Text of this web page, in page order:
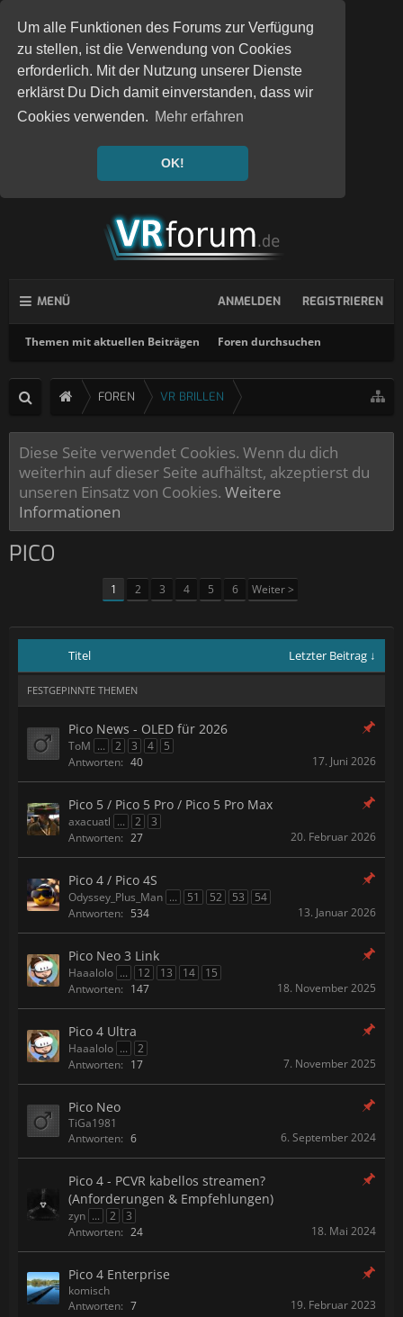
Um alle Funktionen des Forums zur Verfügung
zu stellen, ist die Verwendung von Cookies
erforderlich. Mit der Nutzung unserer Dienste
erklärst Du Dich damit einverstanden, dass wir
Cookies verwenden. Mehr erfahren
OK!
MENÜ
Themen mit aktuellen Beiträgen Foren durchsuchen
ANMELDEN REGISTRIEREN
FOREN VR BRILLEN
Diese Seite verwendet Cookies. Wenn du dich
weiterhin auf dieser Seite aufhältst, akzeptierst du
unseren Einsatz von Cookies. Weitere
Informationen
PICO
1 2 3 4 5 6 Weiter >
Titel Letzter Beitrag ↓
FESTGEPINNTE THEMEN
Pico News - OLED für 2026
ToM ... 2 3 4
5
Antworten: 40 17. Juni 2026
Pico 5 / Pico 5 Pro / Pico 5 Pro Max
axacuatl ... 2
3
Antworten: 27 20. Februar 2026
Pico 4 / Pico 4S
Odyssey_Plus_Man ... 51 52 53
54
Antworten: 534 13. Januar 2026
Pico Neo 3 Link
Haaalolo ... 12 13 14
15
Antworten: 147 18. November 2025
Pico 4 Ultra
Haaalolo ...
2
Antworten: 17 7. November 2025
Pico Neo
TiGa1981
Antworten: 6 6. September 2024
Pico 4 - PCVR kabellos streamen?
(Anforderungen & Empfehlungen)
zyn ... 2
3
Antworten: 24 18. Mai 2024
Pico 4 Enterprise
komisch
Antworten: 7 19. Februar 2023